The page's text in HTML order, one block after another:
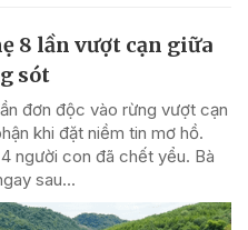
8 lần vượt cạn giữa
sót
đơn độc vào rừng vượt cạn
khi đặt niềm tin mơ hồ.
người con đã chết yểu. Bà
sau...